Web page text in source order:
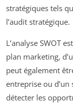
stratégiques tels
l’audit stratégique.
L’analyse SWOT
plan marketing,
peut également
entreprise ou
détecter les